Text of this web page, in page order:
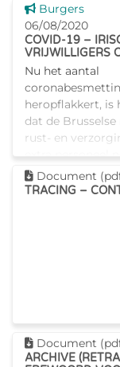
psychologisch
niet worden
de Brusse
Dit nieuws
Burgers
06/08/2020
COVID-19 –
VRIJWILLIGERS
Nu het aantal
heropflakkert, is
dat de
rust- en
extra personeel
hebben in de
augustus tot
Dit document
Document
TRACING –
Dit document
Document
ARCHIVE